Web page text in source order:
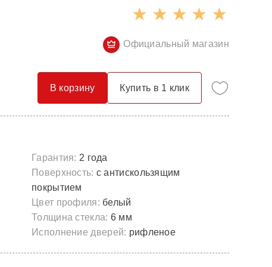
Опорные конструкции для ванн
Универсальные декоративные планки
Смесители с гигиеническим душем
Смесители скрытого монтажа
Официальный магазин
В корзину Купить в 1 клик
Гарантия: 2 года
Поверхность:
покрытием
Цвет профиля: белый
Толщина стекла: 6 мм
Исполнение дверей: рифленое